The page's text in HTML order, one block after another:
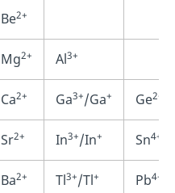
Be2+
Mg2+ Al3+
Ca2+ Ga3+/Ga+ Ge2+
Sr2+ In3+/In+ Sn4+
Ba2+ Tl3+/Tl+ Pb4+